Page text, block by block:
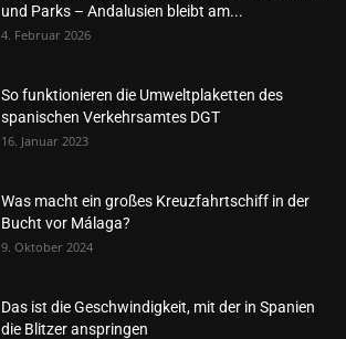
und Parks – Andalusien bleibt am...
4. Februar 2026
So funktionieren die Umweltplaketten des
spanischen Verkehrsamtes DGT
16. Januar 2023
Was macht ein großes Kreuzfahrtschiff in der
Bucht vor Málaga?
9. Oktober 2024
Das ist die Geschwindigkeit, mit der in Spanien
die Blitzer anspringen